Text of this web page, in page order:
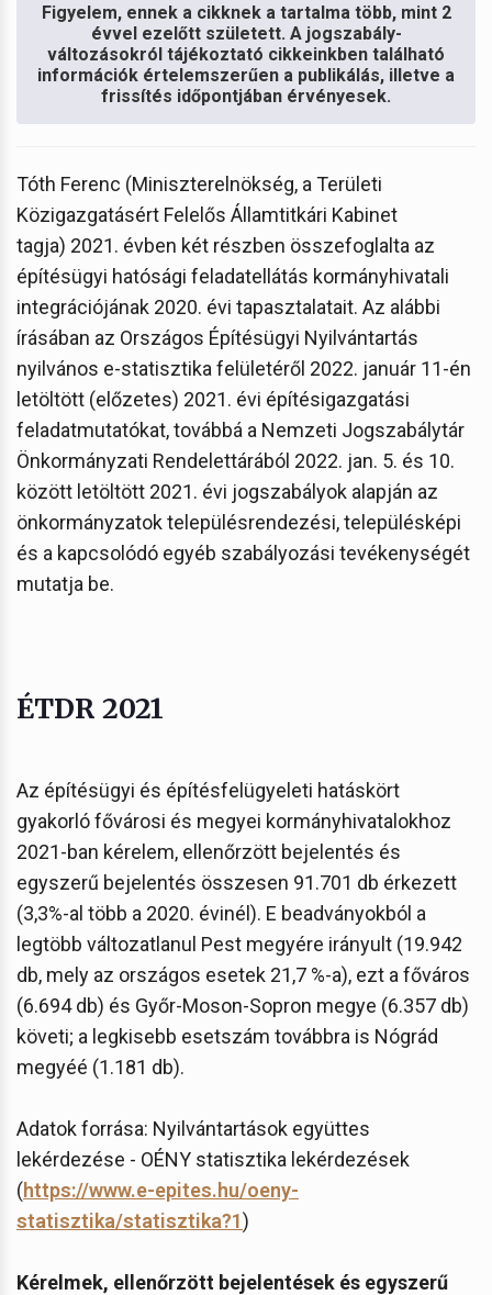
Figyelem, ennek a cikknek a tartalma több, mint 2
évvel ezelőtt született. A jogszabály-
változásokról tájékoztató cikkeinkben található
információk értelemszerűen a publikálás, illetve a
frissítés időpontjában érvényesek.
Tóth Ferenc (Miniszterelnökség, a Területi
Közigazgatásért Felelős Államtitkári Kabinet
tagja) 2021. évben két részben összefoglalta az
építésügyi hatósági feladatellátás kormányhivatali
integrációjának 2020. évi tapasztalatait. Az alábbi
írásában az Országos Építésügyi Nyilvántartás
nyilvános e-statisztika felületéről 2022. január 11-én
letöltött (előzetes) 2021. évi építésigazgatási
feladatmutatókat, továbbá a Nemzeti Jogszabálytár
Önkormányzati Rendelettárából 2022. jan. 5. és 10.
között letöltött 2021. évi jogszabályok alapján az
önkormányzatok településrendezési, településképi
és a kapcsolódó egyéb szabályozási tevékenységét
mutatja be.
ÉTDR 2021
Az építésügyi és építésfelügyeleti hatáskört
gyakorló fővárosi és megyei kormányhivatalokhoz
2021-ban kérelem, ellenőrzött bejelentés és
egyszerű bejelentés összesen 91.701 db érkezett
(3,3%-al több a 2020. évinél). E beadványokból a
legtöbb változatlanul Pest megyére irányult (19.942
db, mely az országos esetek 21,7 %-a), ezt a főváros
(6.694 db) és Győr-Moson-Sopron megye (6.357 db)
követi; a legkisebb esetszám továbbra is Nógrád
megyéé (1.181 db).
Adatok forrása: Nyilvántartások együttes
lekérdezése - OÉNY statisztika lekérdezések
(https://www.e-epites.hu/oeny-
statisztika/statisztika?1)
Kérelmek, ellenőrzött bejelentések és egyszerű